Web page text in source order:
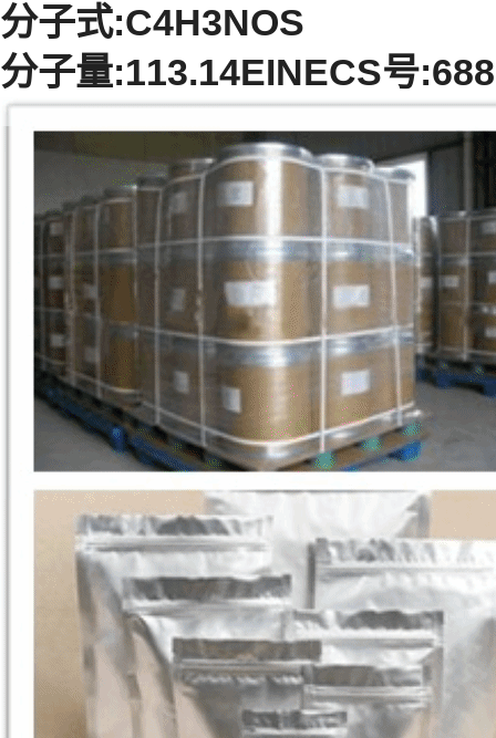
分子式:C4H3NOS
分子量:113.14EINECS号